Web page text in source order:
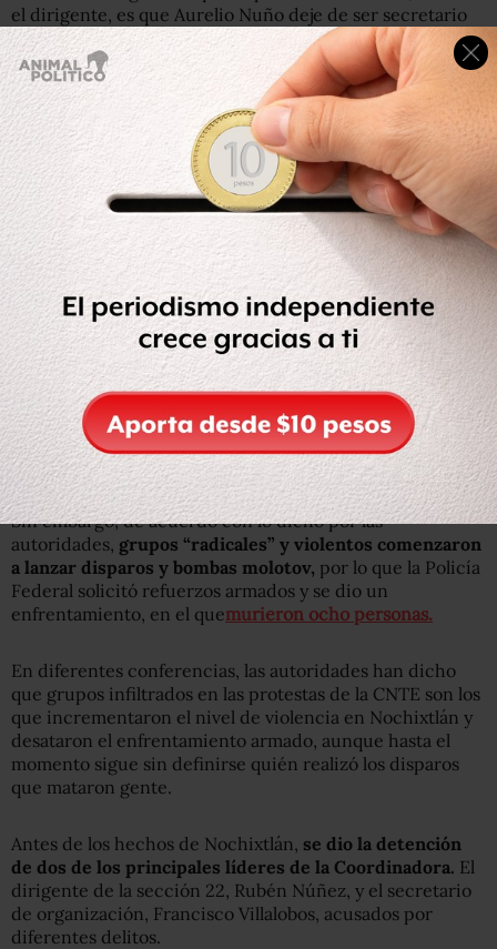
el dirigente, es que Aurelio Nuño deje de ser secretario
de Educación Pública, porque a su parecer sus
declaraciones no abonan a construir una salida.
“No escuchamos, escucharon nuestra posición, nuestra
propuesta,
escuchamos la de ellos, y yo creo que ese es el
primer camino que se abre para poder construir rutas”,
dijo Enrique Enríquez, secretario de la sección 9.
El diálogo entre el gobierno y los maestros se dio tres días
después del choque violento en Nochixtlán, Oaxaca,
donde murieron al menos nueve personas (según la
CNTE, son 11 víctimas).
El pasado domingo 19 de junio, tanto la Policía Federal
como la policía de Oaxaca acudieron a desalojar uno de
los bloqueos de la CNTE y sus simpatizantes, que había
permanecido durante varios días en la zona de
Nochixtlán.
Sin embargo, de acuerdo con lo dicho por las
autoridades, grupos “radicales” y violentos comenzaron
a lanzar disparos y bombas molotov, por lo que la Policía
Federal solicitó refuerzos armados y se dio un
enfrentamiento, en el quemurieron ocho personas.
En diferentes conferencias, las autoridades han dicho
que grupos infiltrados en las protestas de la CNTE son los
que incrementaron el nivel de violencia en Nochixtlán y
desataron el enfrentamiento armado, aunque hasta el
momento sigue sin definirse quién realizó los disparos
que mataron gente.
Antes de los hechos de Nochixtlán, se dio la detención
de dos de los principales líderes de la Coordinadora. El
dirigente de la sección 22, Rubén Núñez, y el secretario
de organización, Francisco Villalobos, acusados por
diferentes delitos.